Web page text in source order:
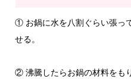
① お鍋に水を八割ぐらい張っ
せる。
② 沸騰したらお鍋の材料をも